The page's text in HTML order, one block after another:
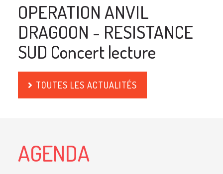
OPERATION ANVIL
DRAGOON - RESISTANCE
SUD Concert lecture
TOUTES LES ACTUALITÉS
AGENDA